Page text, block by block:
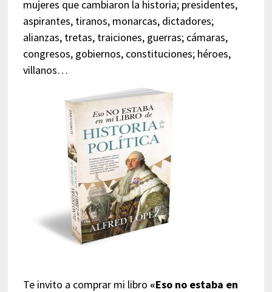
mujeres que cambiaron la historia; presidentes,
aspirantes, tiranos, monarcas, dictadores;
alianzas, tretas, traiciones, guerras; cámaras,
congresos, gobiernos, constituciones; héroes,
villanos…
Te invito a comprar mi libro «Eso no estaba en